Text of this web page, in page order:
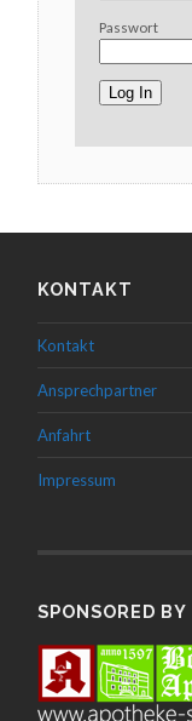
Passwort
KONTAKT
Kontakt
Ansprechpartner
Anfahrt
Impressum
SPONSORED BY